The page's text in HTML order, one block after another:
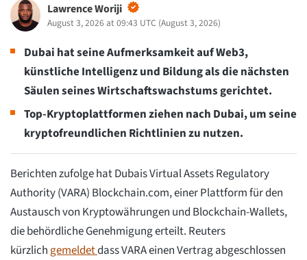
Lawrence Woriji
August 3, 2026 at 09:43 UTC (August 3, 2026)
Dubai hat seine Aufmerksamkeit auf Web3,
künstliche Intelligenz und Bildung als die nächsten
Säulen seines Wirtschaftswachstums gerichtet.
Top-Kryptoplattformen ziehen nach Dubai, um seine
kryptofreundlichen Richtlinien zu nutzen.
Berichten zufolge hat Dubais Virtual Assets Regulatory
Authority (VARA) Blockchain.com, einer Plattform für den
Austausch von Kryptowährungen und Blockchain-Wallets,
die behördliche Genehmigung erteilt. Reuters
kürzlich gemeldetdass VARA einen Vertrag abgeschlossen